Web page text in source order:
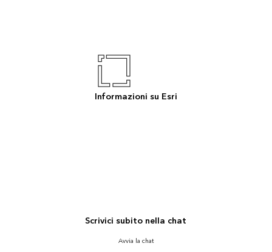
Informazioni su Esri
Scrivici subito nella chat
Avvia la chat